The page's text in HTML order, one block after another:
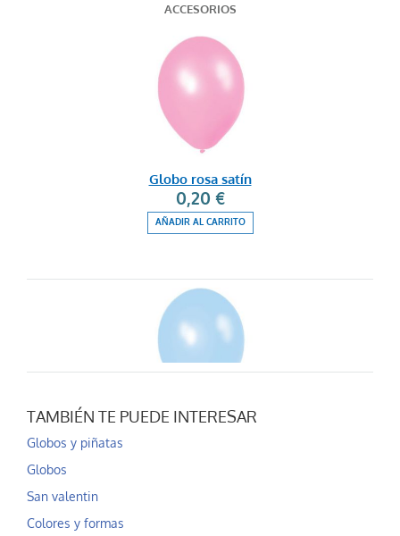
ACCESORIOS
Globo rosa satín
0,20 €
AÑADIR AL CARRITO
TAMBIÉN TE PUEDE INTERESAR
Globos y piñatas
Globos
San valentin
Colores y formas